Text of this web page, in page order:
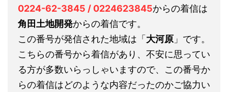
0224-62-3845 / 0224623845からの着信は
角田土地開発からの着信です。
この番号が発信された地域は「 大河原 」です。
こちらの番号から着信があり、不安に思ってい
る方が多数いらっしゃいますので、この番号か
らの着信はどのような内容だったのかご協力い